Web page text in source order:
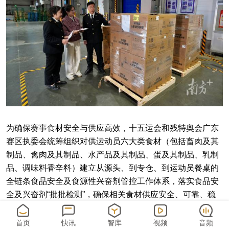
为确保赛事食材安全与供应高效，十五运会和残特奥会广东
赛区执委会统筹组织对供运动员六大类食材（包括畜肉及其
制品、禽肉及其制品、水产品及其制品、蛋及其制品、乳制
品、调味料香辛料）建立从源头、到专仓、到运动员餐桌的
全链条食品安全及食源性兴奋剂管控工作体系，落实食品安
全及兴奋剂“批批检测”，确保相关食材供应安全、可靠、稳
定。设在广州的区域食品总仓，除保障广州市及广东省内7
个兄弟城市的运动员食材供应外，应香港赛区统筹办和澳门
首页 快讯 智库 视频 音频